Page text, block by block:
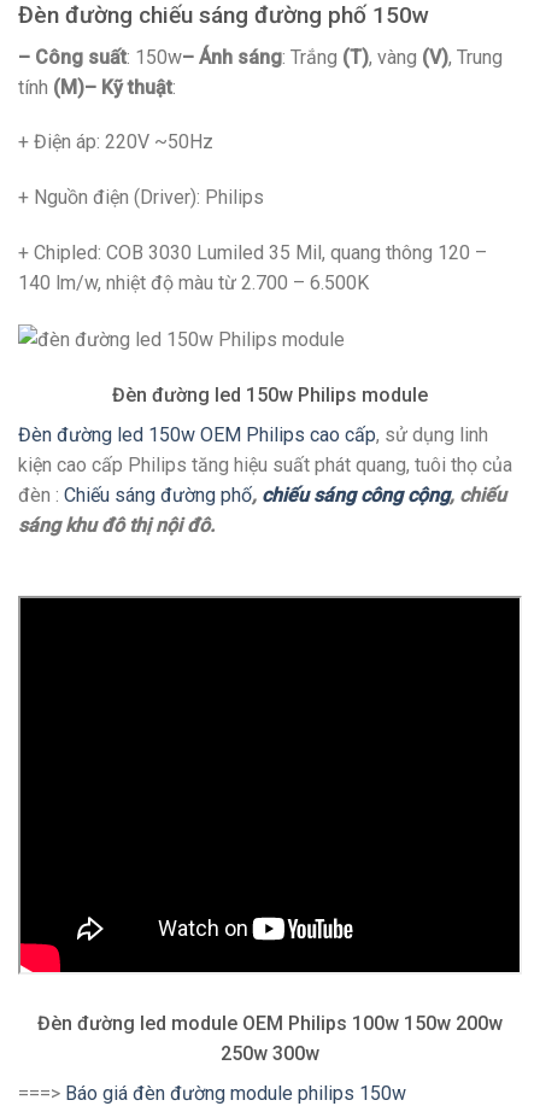
Đèn đường chiếu sáng đường phố 150w
– Công suất: 150w– Ánh sáng: Trắng (T), vàng (V), Trung
tính (M)– Kỹ thuật:
+ Điện áp: 220V ~50Hz
+ Nguồn điện (Driver): Philips
+ Chipled: COB 3030 Lumiled 35 Mil, quang thông 120 –
140 lm/w, nhiệt độ màu từ 2.700 – 6.500K
Đèn đường led 150w Philips module
Đèn đường led 150w OEM Philips cao cấp, sử dụng linh
kiện cao cấp Philips tăng hiệu suất phát quang, tuôi thọ của
đèn : Chiếu sáng đường phố, chiếu sáng công cộng, chiếu
sáng khu đô thị nội đô.
Đèn đường led module OEM Philips 100w 150w 200w
250w 300w
===> Báo giá đèn đường module philips 150w